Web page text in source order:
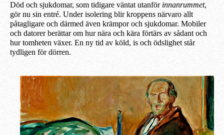
Död och sjukdomar, som tidigare väntat utanför innanrummet,
gör nu sin entré. Under isolering blir kroppens närvaro allt
påtagligare och därmed även krämpor och sjukdomar. Mobiler
och datorer berättar om hur nära och kära förtärs av sådant och
hur tomheten växer. En ny tid av köld, is och ödslighet står
tydligen för dörren.